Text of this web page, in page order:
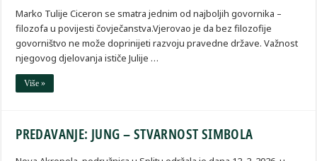
Marko Tulije Ciceron se smatra jednim od najboljih govornika –
filozofa u povijesti čovječanstva.Vjerovao je da bez filozofije
govorništvo ne može doprinijeti razvoju pravedne države. Važnost
njegovog djelovanja ističe Julije …
Više »
PREDAVANJE: JUNG – STVARNOST SIMBOLA